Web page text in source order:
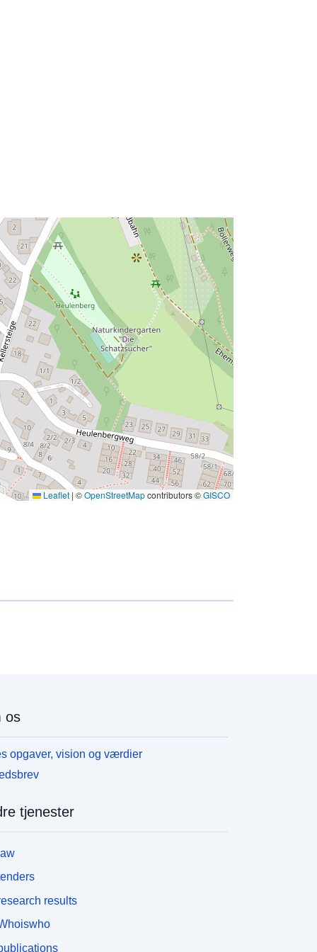
Leaflet | ©OpenStreetMapcontributors ©GISCO
os
opgaver, vision og værdier
tjenester
results